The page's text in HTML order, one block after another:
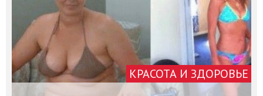
КРАСОТА И ЗДОРОВЬЕ